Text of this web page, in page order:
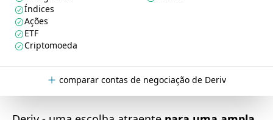
Índices
Ações
ETF
Criptomoeda
comparar contas de negociação de Deriv